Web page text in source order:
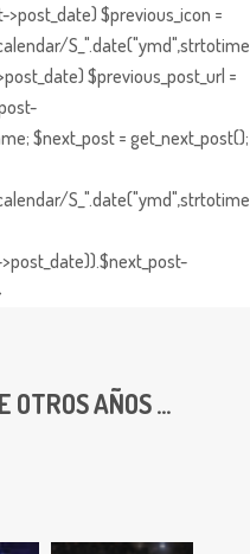
$previous_icon =
$previous_post_url =
$next_post = get_next_post();
OTROS AÑOS ...